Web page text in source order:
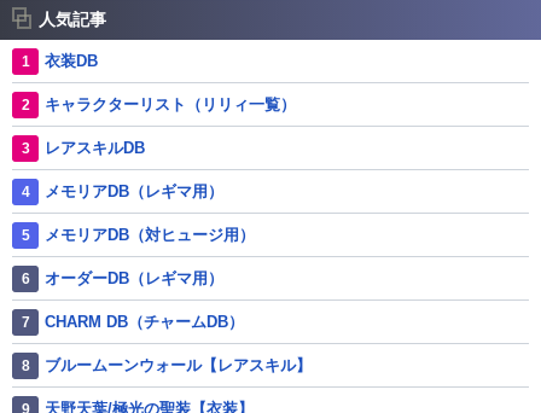
人気記事
衣装DB
キャラクターリスト（リリィ一覧）
レアスキルDB
メモリアDB（レギマ用）
メモリアDB（対ヒュージ用）
オーダーDB（レギマ用）
CHARM DB（チャームDB）
ブルームーンウォール【レアスキル】
天野天葉/極光の聖装【衣装】